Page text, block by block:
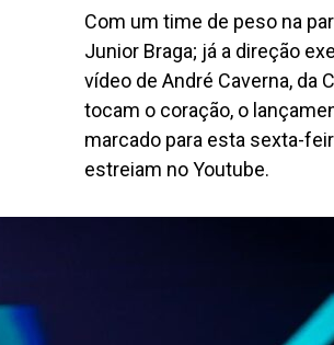
Com um time de peso na
Junior Braga; já a direção
vídeo de André Caverna, da
tocam o coração, o
marcado para esta sexta-
estreiam no Youtube.